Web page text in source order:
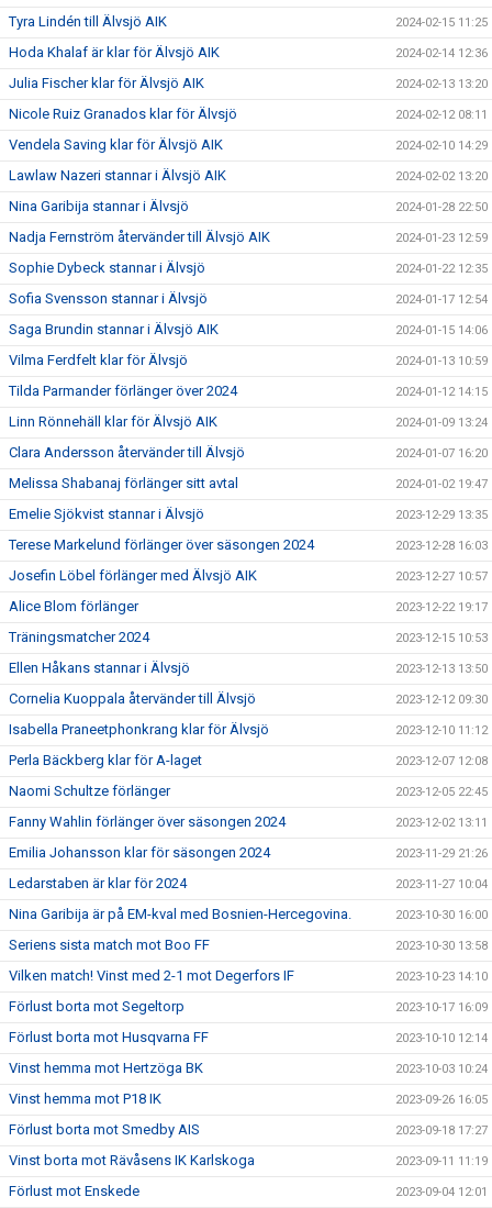
Tyra Lindén till Älvsjö AIK 2024-02-15 11:25
Hoda Khalaf är klar för Älvsjö AIK 2024-02-14 12:36
Julia Fischer klar för Älvsjö AIK 2024-02-13 13:20
Nicole Ruiz Granados klar för Älvsjö 2024-02-12 08:11
Vendela Saving klar för Älvsjö AIK 2024-02-10 14:29
Lawlaw Nazeri stannar i Älvsjö AIK 2024-02-02 13:20
Nina Garibija stannar i Älvsjö 2024-01-28 22:50
Nadja Fernström återvänder till Älvsjö AIK 2024-01-23 12:59
Sophie Dybeck stannar i Älvsjö 2024-01-22 12:35
Sofia Svensson stannar i Älvsjö 2024-01-17 12:54
Saga Brundin stannar i Älvsjö AIK 2024-01-15 14:06
Vilma Ferdfelt klar för Älvsjö 2024-01-13 10:59
Tilda Parmander förlänger över 2024 2024-01-12 14:15
Linn Rönnehäll klar för Älvsjö AIK 2024-01-09 13:24
Clara Andersson återvänder till Älvsjö 2024-01-07 16:20
Melissa Shabanaj förlänger sitt avtal 2024-01-02 19:47
Emelie Sjökvist stannar i Älvsjö 2023-12-29 13:35
Terese Markelund förlänger över säsongen 2024 2023-12-28 16:03
Josefin Löbel förlänger med Älvsjö AIK 2023-12-27 10:57
Alice Blom förlänger 2023-12-22 19:17
Träningsmatcher 2024 2023-12-15 10:53
Ellen Håkans stannar i Älvsjö 2023-12-13 13:50
Cornelia Kuoppala återvänder till Älvsjö 2023-12-12 09:30
Isabella Praneetphonkrang klar för Älvsjö 2023-12-10 11:12
Perla Bäckberg klar för A-laget 2023-12-07 12:08
Naomi Schultze förlänger 2023-12-05 22:45
Fanny Wahlin förlänger över säsongen 2024 2023-12-02 13:11
Emilia Johansson klar för säsongen 2024 2023-11-29 21:26
Ledarstaben är klar för 2024 2023-11-27 10:04
Nina Garibija är på EM-kval med Bosnien-Hercegovina. 2023-10-30 16:00
Seriens sista match mot Boo FF 2023-10-30 13:58
Vilken match! Vinst med 2-1 mot Degerfors IF 2023-10-23 14:10
Förlust borta mot Segeltorp 2023-10-17 16:09
Förlust borta mot Husqvarna FF 2023-10-10 12:14
Vinst hemma mot Hertzöga BK 2023-10-03 10:24
Vinst hemma mot P18 IK 2023-09-26 16:05
Förlust borta mot Smedby AIS 2023-09-18 17:27
Vinst borta mot Rävåsens IK Karlskoga 2023-09-11 11:19
Förlust mot Enskede 2023-09-04 12:01